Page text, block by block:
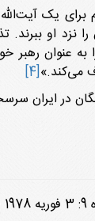
برای یک
او ببرند.
رهبر
می‌کند.»[4]
در ایران